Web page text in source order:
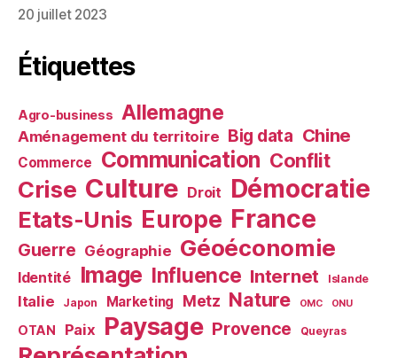
20 juillet 2023
Étiquettes
Agro-business Allemagne
Aménagement du territoire Big data Chine
Commerce Communication Conflit
Crise Culture Droit Démocratie
Etats-Unis Europe France
Guerre Géographie Géoéconomie
Identité Image Influence Internet Islande
Italie Japon Marketing Metz Nature OMC ONU
OTAN Paix Paysage Provence Queyras